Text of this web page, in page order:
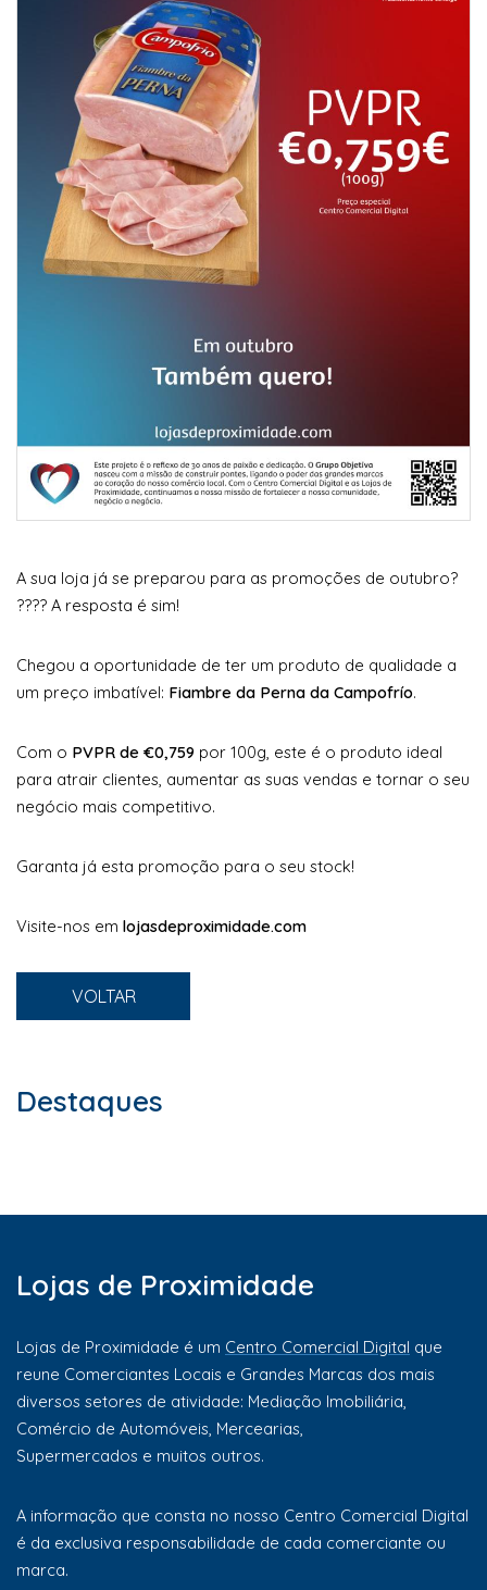
A sua loja já se preparou para as promoções de outubro?
???? A resposta é sim!
Chegou a oportunidade de ter um produto de qualidade a
um preço imbatível: Fiambre da Perna da Campofrío.
Com o PVPR de €0,759 por 100g, este é o produto ideal
para atrair clientes, aumentar as suas vendas e tornar o seu
negócio mais competitivo.
Garanta já esta promoção para o seu stock!
Visite-nos em lojasdeproximidade.com
VOLTAR
Destaques
Lojas de Proximidade
Lojas de Proximidade é um Centro Comercial Digital que
reune Comerciantes Locais e Grandes Marcas dos mais
diversos setores de atividade: Mediação Imobiliária,
Comércio de Automóveis, Mercearias,
Supermercados e muitos outros.
A informação que consta no nosso Centro Comercial Digital
é da exclusiva responsabilidade de cada comerciante ou
marca.